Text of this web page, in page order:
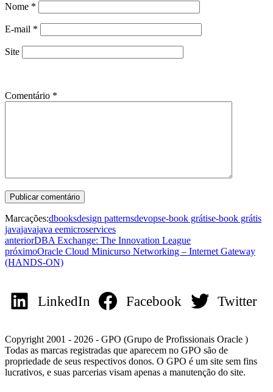
Nome *
E-mail *
Site
Comentário *
Marcações:dbooksdesign patternsdevopse-book grátise-book grátis
javajavajava eemicroservices
anteriorDBA Exchange: The Innovation League
próximoOracle Cloud Minicurso Networking – Internet Gateway
(HANDS-ON)
LinkedIn Facebook Twitter
Copyright 2001 - 2026 - GPO (Grupo de Profissionais Oracle )
Todas as marcas registradas que aparecem no GPO são de
propriedade de seus respectivos donos. O GPO é um site sem fins
lucrativos, e suas parcerias visam apenas a manutenção do site.